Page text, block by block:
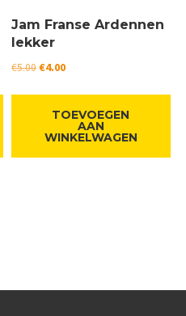
Jam Franse Ardennen
lekker
€5.00Oorspronkelijke
€4.00Huidige
€4.00.
TOEVOEGEN
AAN
WINKELWAGEN